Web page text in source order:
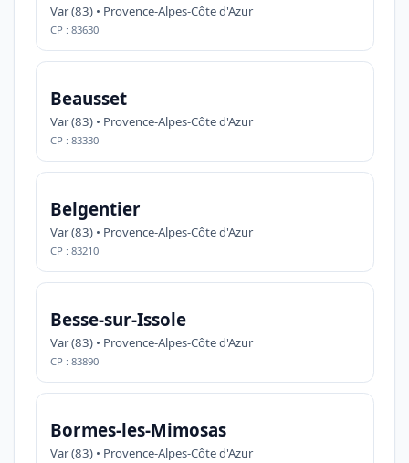
Var (83) • Provence-Alpes-Côte d'Azur
CP : 83630
Beausset
Var (83) • Provence-Alpes-Côte d'Azur
CP : 83330
Belgentier
Var (83) • Provence-Alpes-Côte d'Azur
CP : 83210
Besse-sur-Issole
Var (83) • Provence-Alpes-Côte d'Azur
CP : 83890
Bormes-les-Mimosas
Var (83) • Provence-Alpes-Côte d'Azur